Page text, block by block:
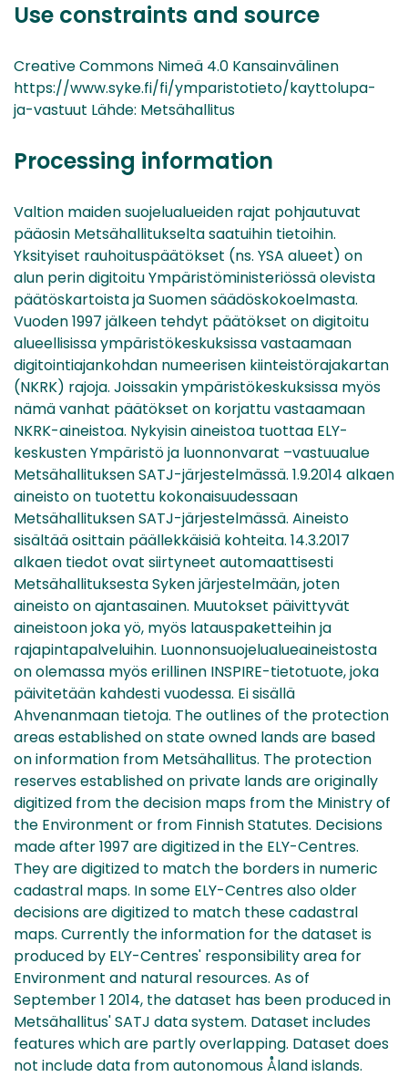
Use constraints and source
Creative Commons Nimeä 4.0 Kansainvälinen
https://www.syke.fi/fi/ymparistotieto/kayttolupa-
ja-vastuut Lähde: Metsähallitus
Processing information
Valtion maiden suojelualueiden rajat pohjautuvat
pääosin Metsähallitukselta saatuihin tietoihin.
Yksityiset rauhoituspäätökset (ns. YSA alueet) on
alun perin digitoitu Ympäristöministeriössä olevista
päätöskartoista ja Suomen säädöskokoelmasta.
Vuoden 1997 jälkeen tehdyt päätökset on digitoitu
alueellisissa ympäristökeskuksissa vastaamaan
digitointiajankohdan numeerisen kiinteistörajakartan
(NKRK) rajoja. Joissakin ympäristökeskuksissa myös
nämä vanhat päätökset on korjattu vastaamaan
NKRK-aineistoa. Nykyisin aineistoa tuottaa ELY-
keskusten Ympäristö ja luonnonvarat –vastuualue
Metsähallituksen SATJ-järjestelmässä. 1.9.2014 alkaen
aineisto on tuotettu kokonaisuudessaan
Metsähallituksen SATJ-järjestelmässä. Aineisto
sisältää osittain päällekkäisiä kohteita. 14.3.2017
alkaen tiedot ovat siirtyneet automaattisesti
Metsähallituksesta Syken järjestelmään, joten
aineisto on ajantasainen. Muutokset päivittyvät
aineistoon joka yö, myös latauspaketteihin ja
rajapintapalveluihin. Luonnonsuojelualueaineistosta
on olemassa myös erillinen INSPIRE-tietotuote, joka
päivitetään kahdesti vuodessa. Ei sisällä
Ahvenanmaan tietoja. The outlines of the protection
areas established on state owned lands are based
on information from Metsähallitus. The protection
reserves established on private lands are originally
digitized from the decision maps from the Ministry of
the Environment or from Finnish Statutes. Decisions
made after 1997 are digitized in the ELY-Centres.
They are digitized to match the borders in numeric
cadastral maps. In some ELY-Centres also older
decisions are digitized to match these cadastral
maps. Currently the information for the dataset is
produced by ELY-Centres' responsibility area for
Environment and natural resources. As of
September 1 2014, the dataset has been produced in
Metsähallitus' SATJ data system. Dataset includes
features which are partly overlapping. Dataset does
not include data from autonomous Åland islands.